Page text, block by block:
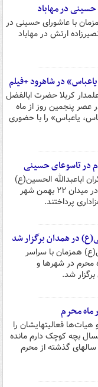
در مهاباد
با عاشورای حسینی در
شهید نصیرزاده ارتش در مهاباد
در شاهرود +فیلم
کربلا حضرت ابالفضل
پنجمین روز از ماه
یاعباس» را با حضوری
در تاسوعای حسینی
اباعبدالله الحسین(ع)
در روز تاسوعای حسینی در میدان ۲۲ بهمن شهر
پرداختند.
در همدان برگزار شد
همزمان با سراسر
محرم در شهرها و
شد.
ماه محرم
فعالیتهایشان را
بچه کوچک دارم مانده
سالهای گذشته از محرم